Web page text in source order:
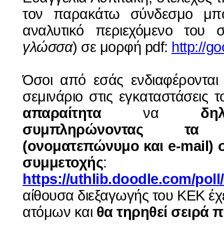
τον παρακάτω σύνδεσμο
αναλυτικό περιεχόμενο του
γλώσσα) σε μορφή pdf: http://
Όσοι από εσάς
σεμινάριο στις
απαραίτητανα
συμπληρώνοντας τα
(oνοματεπώνυμο και e-mail)
συμμετοχής:
https://uthlib.doodle.com/
αίθουσα διεξαγωγής του ΚΕΚ
ατόμων και θα τηρηθεί σειρά